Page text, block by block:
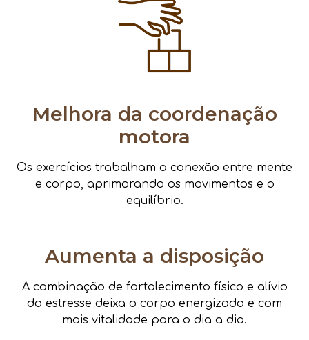
Melhora da coordenação
motora
Os exercícios trabalham a conexão entre mente
e corpo, aprimorando os movimentos e o
equilíbrio.
Aumenta a disposição
A combinação de fortalecimento físico e alívio
do estresse deixa o corpo energizado e com
mais vitalidade para o dia a dia.